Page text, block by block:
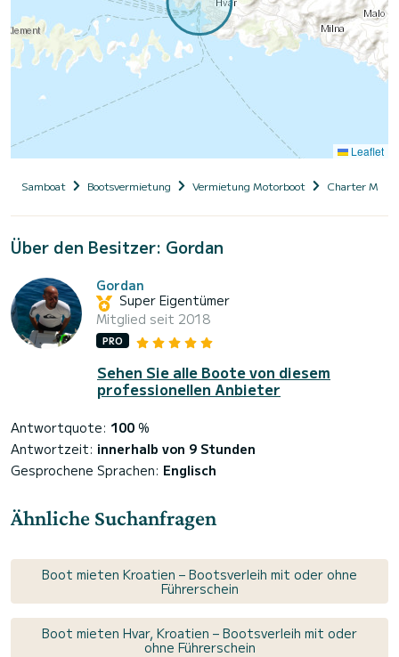
Leaflet
Samboat Bootsvermietung Vermietung Motorboot Charter
Über den Besitzer: Gordan
Gordan
Super Eigentümer
Mitglied seit 2018
PRO
Sehen Sie alle Boote von diesem
professionellen Anbieter
Antwortquote: 100 %
Antwortzeit: innerhalb von 9 Stunden
Gesprochene Sprachen: Englisch
Ähnliche Suchanfragen
Boot mieten Kroatien – Bootsverleih mit oder ohne
Führerschein
Boot mieten Hvar, Kroatien – Bootsverleih mit oder
ohne Führerschein